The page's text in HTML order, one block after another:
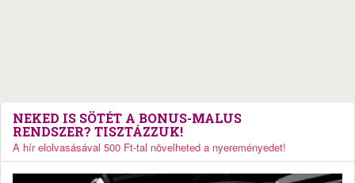
NEKED IS SÖTÉT A BONUS-MALUS
RENDSZER? TISZTÁZZUK!
A hír elolvasásával 500 Ft-tal növelheted a nyereményedet!